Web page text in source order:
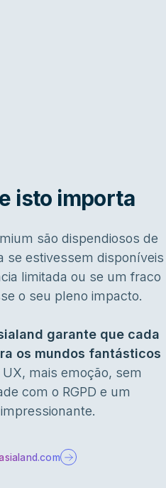
isto importa
são dispendiosos de
se estivessem disponíveis
limitada ou se um fraco
o seu pleno impacto.
garante que cada
os mundos fantásticos
mais emoção, sem
com o RGPD e um